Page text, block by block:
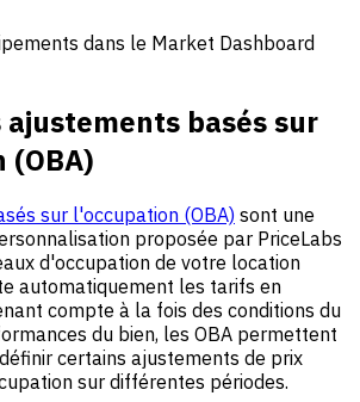
dans le Market Dashboard
basés sur
sur l'occupation (OBA) sont une
proposée par PriceLabs
d'occupation de votre location
automatiquement les tarifs en
compte à la fois des conditions du
du bien, les OBA permettent
certains ajustements de prix
sur différentes périodes.